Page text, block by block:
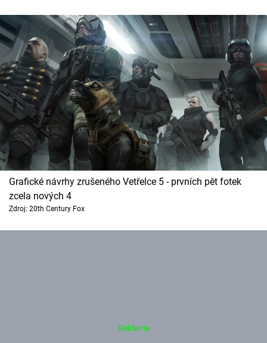
Grafické návrhy zrušeného Vetřelce 5 - prvních pět fotek
zcela nových 4
Zdroj: 20th Century Fox